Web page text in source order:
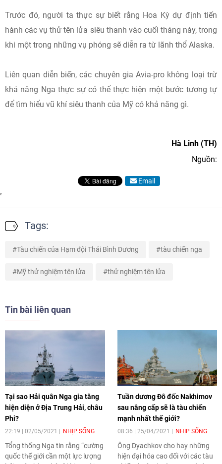
Trước đó, người ta thực sự biết rằng Hoa Kỳ dự định tiến
hành các vụ thử tên lửa siêu thanh vào cuối tháng này, trong
khi một trong những vụ phóng sẽ diễn ra từ lãnh thổ Alaska.
Liên quan diễn biến, các chuyên gia Avia-pro không loại trừ
khả năng Nga thực sự có thể thực hiện một bước tương tự
để tìm hiểu vũ khí siêu thanh của Mỹ có khả năng gì.
Hà Linh (TH)
Nguồn:
Email
Tags:
Tàu chiến của Hạm đội Thái Bình Dương tàu chiến nga
Mỹ thử nghiệm tên lửa thử nghiệm tên lửa
Tin bài liên quan
Tại sao Hải quân Nga gia tăng
hiện diện ở Địa Trung Hải, châu
Phi?
22:19 | 02/05/2021 NHỊP SỐNG
Tổng thống Nga tin rằng “cường
quốc thế giới cần một lực lượng
Tuần dương Đô đốc Nakhimov
sau nâng cấp sẽ là tàu chiến
mạnh nhất thế giới?
08:36 | 25/04/2021 NHỊP SỐNG
Ông Dyachkov cho hay những
hiện đại hóa cao đối với các tàu